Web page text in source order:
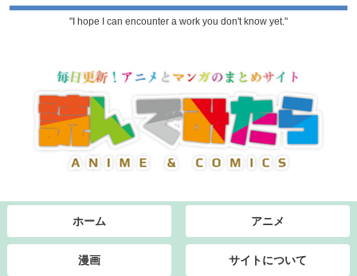
"I hope I can encounter a work you don't know yet."
ホーム アニメ
漫画 サイトについて